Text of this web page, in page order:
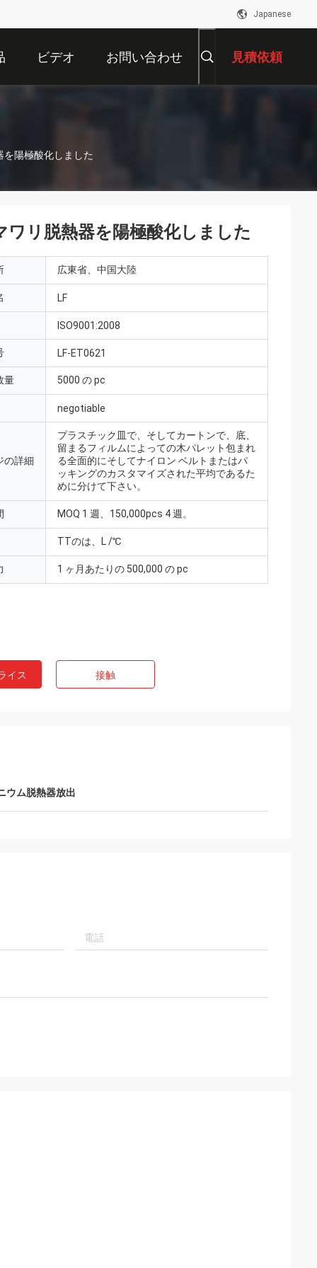
Japanese
ビデオ お問い合わせ 見積依頼
を陽極酸化しました
ワリ脱熱器を陽極酸化しました
広東省、中国大陸
LF
ISO9001:2008
LF-ET0621
量 5000 の pc
negotiable
の詳細
プラスチック皿で、そしてカートンで、底、
留まるフィルムによっての木パレット包まれ
る全面的にそしてナイロン ベルトまたはパ
ッキングのカスタマイズされた平均であるた
めに分けて下さい。
MOQ 1 週、150,000pcs 4 週。
TTのは、L /℃
1 ヶ月あたりの 500,000 の pc
イス 接触
ウム脱熱器放出